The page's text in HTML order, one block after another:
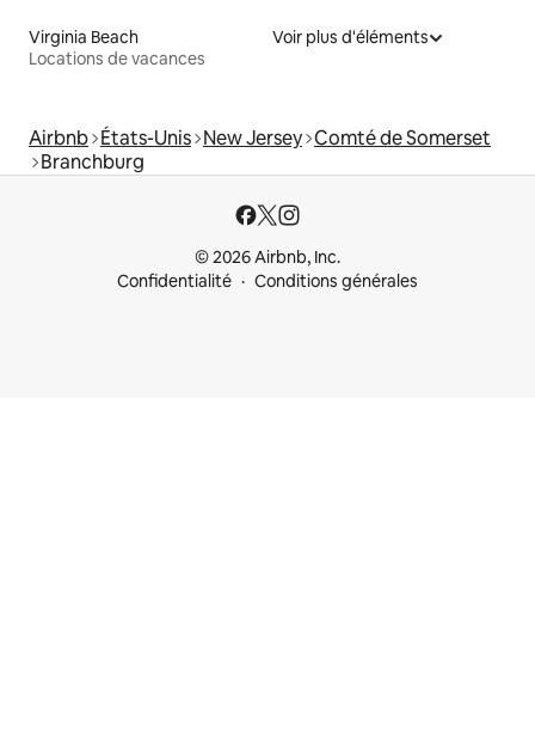
Virginia Beach
Locations de vacances
Voir plus d'éléments
Airbnb États-Unis New Jersey Comté de Somerset
Branchburg
© 2026 Airbnb, Inc.
Confidentialité
Conditions générales